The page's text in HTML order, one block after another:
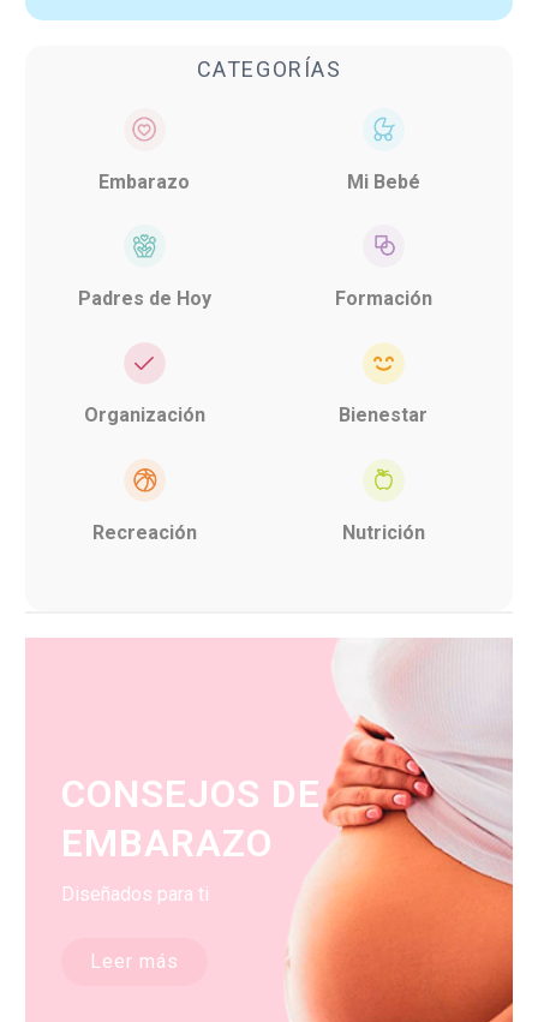
CATEGORÍAS
Embarazo Mi Bebé
Padres de Hoy Formación
Organización Bienestar
Recreación Nutrición
CONSEJOS DE
EMBARAZO
Diseñados para ti
Leer más